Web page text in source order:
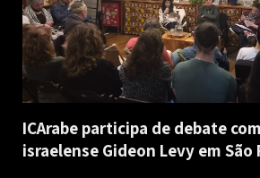
ICArabe participa de debate
israelense Gideon Levy em São